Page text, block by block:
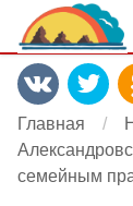
Главная
семейным